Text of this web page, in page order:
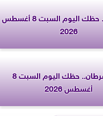
برج الأسد.. حظك اليوم السبت 8 أغسطس
2026
برج السرطان.. حظك اليوم السبت 8
أغسطس 2026